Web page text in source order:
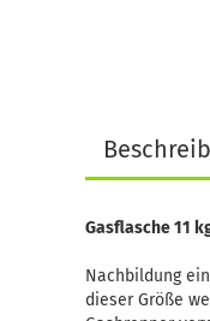
Gasflasche 11
Nachbildung
dieser Größe